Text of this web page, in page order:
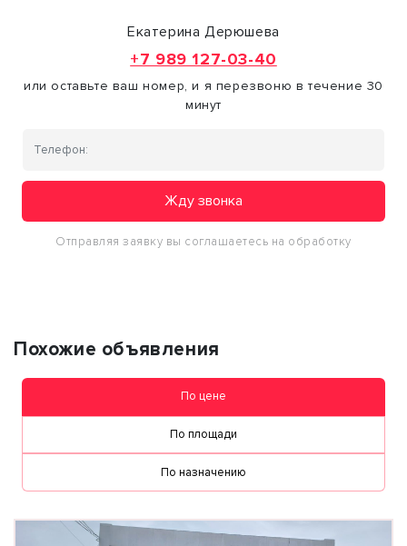
Екатерина Дерюшева
+7 989 127-03-40
или оставьте ваш номер, и я перезвоню в течение 30
минут
Жду звонка
Отправляя заявку вы соглашаетесь на обработку
Похожие объявления
По цене
По площади
По назначению